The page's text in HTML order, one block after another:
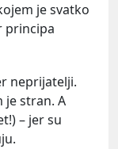
je svatko
principa
neprijatelji.
je stran. A
– jer su